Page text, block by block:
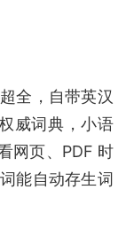
全，自带英汉
威词典，小语
网页、PDF 时
能自动存生词